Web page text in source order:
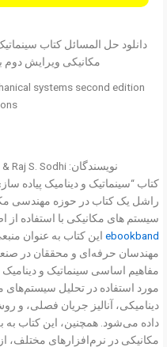
دانلود حل المسائل کتاب
مکانیکی ویرایش
systems second edition
نویسندگان: Kevin Russell & Qiong Shen & Raj S. Sodhi
کتاب “سینماتیک و دینامیک پیاده
راشل یک کتاب در حوزه مهندسی
سیستم های مکانیکی با استفاده از
ebookband این کتاب به عنوان
مهندسان حرفه‌ای و محققان در
مفاهیم اساسی سینماتیک و
مورد استفاده در تحلیل
دینامیکی، آنالیز جریان فصلی، و
داده می‌شود. همچنین، این کتاب